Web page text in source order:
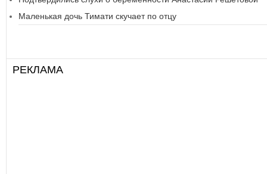
Маленькая дочь Тимати скучает по отцу
РЕКЛАМА